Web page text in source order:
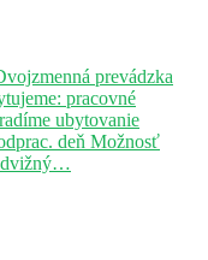
prevádzka
pracovné
ubytovanie
deň Možnosť